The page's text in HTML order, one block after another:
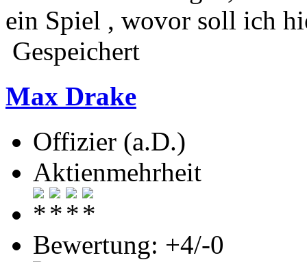
ein Spiel , wovor soll ich
Gespeichert
Max Drake
Offizier (a.D.)
Aktienmehrheit
Bewertung: +4/-0